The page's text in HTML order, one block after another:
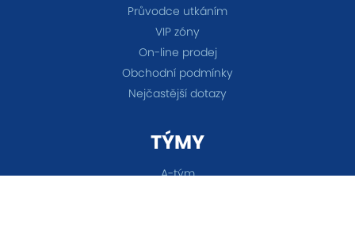
Průvodce utkáním
VIP zóny
On-line prodej
Obchodní podmínky
Nejčastější dotazy
TÝMY
A-tým